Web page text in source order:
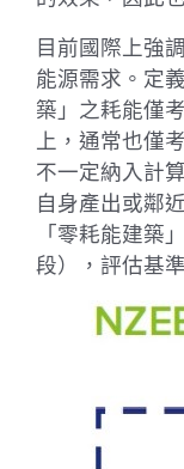
目前國際上強
能源需求。定
築」之耗能僅
上，通常也僅
不一定納入計
自身產出或鄰
「零耗能建築
段），評估基